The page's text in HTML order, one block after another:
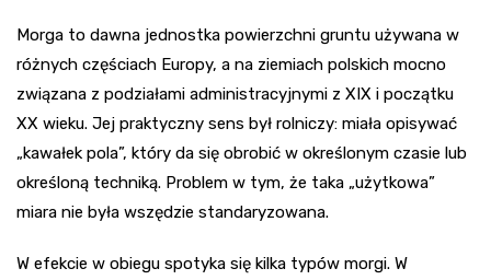
Morga to dawna jednostka powierzchni gruntu używana w
różnych częściach Europy, a na ziemiach polskich mocno
związana z podziałami administracyjnymi z XIX i początku
XX wieku. Jej praktyczny sens był rolniczy: miała opisywać
„kawałek pola”, który da się obrobić w określonym czasie lub
określoną techniką. Problem w tym, że taka „użytkowa”
miara nie była wszędzie standaryzowana.
W efekcie w obiegu spotyka się kilka typów morgi. W